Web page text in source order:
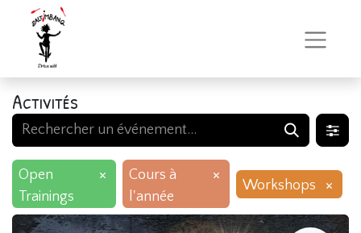
Activités
Open
Trainings
×
Cours à
l'année
×
Workshops ×